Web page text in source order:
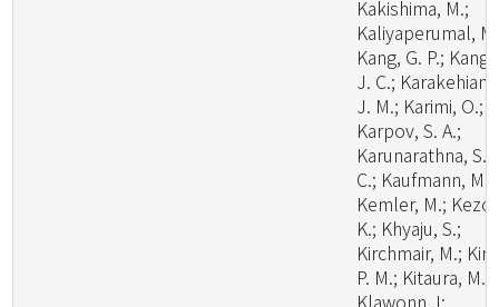
Kakishima, M.;
Kaliyaperumal,
Kang, G. P.; Kang,
J. C.; Karakehian,
J. M.; Karimi, O.;
Karpov, S. A.;
Karunarathna, S.
C.; Kaufmann, M.;
Kemler, M.; Kezo,
K.; Khyaju, S.;
Kirchmair, M.;
P. M.; Kitaura, M.
Klawonn, I;